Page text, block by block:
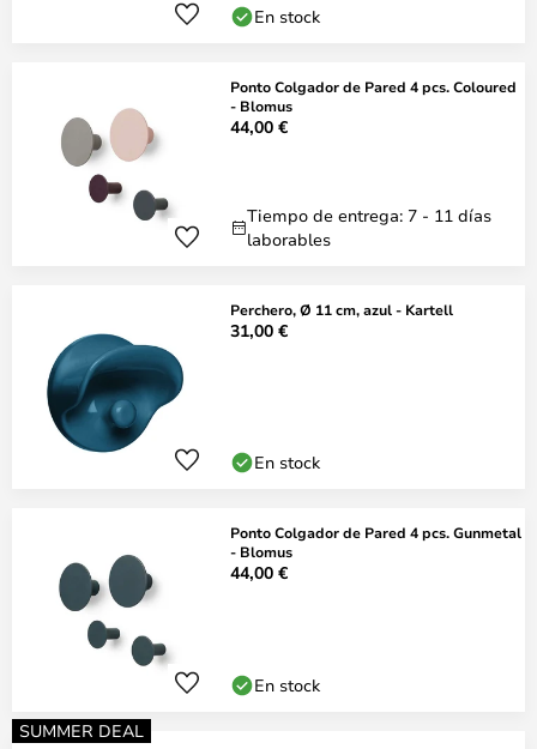
En stock
Ponto Colgador de Pared 4 pcs. Coloured
- Blomus
44,00 €
Tiempo de entrega: 7 - 11 días
laborables
Perchero, Ø 11 cm, azul - Kartell
31,00 €
En stock
Ponto Colgador de Pared 4 pcs. Gunmetal
- Blomus
44,00 €
En stock
SUMMER DEAL